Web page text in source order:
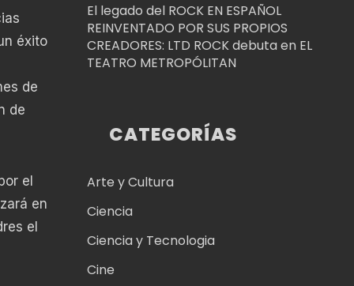
éxito
de
de
el
en
el
El legado del ROCK EN ESPAÑOL
REINVENTADO POR SUS PROPIOS
CREADORES: LTD ROCK debuta en EL
TEATRO METROPÓLITAN
CATEGORÍAS
Arte y Cultura
Ciencia
Ciencia y Tecnologia
Cine